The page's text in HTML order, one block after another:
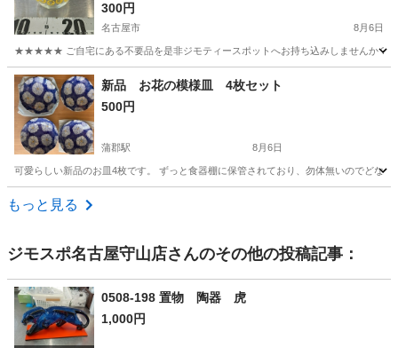
300円
名古屋市 8月6日
★★★★★ ご自宅にある不要品を是非ジモティースポットへお持ち込みしませんか？
愛知 名古屋市 食器 ガラス瓶
新品 お花の模様皿 4枚セット
500円
蒲郡駅 8月6日
可愛らしい新品のお皿4枚です。 ずっと食器棚に保管されており、勿体無いのでどなた
愛知 蒲郡市
もっと見る
ジモスポ名古屋守山店さんのその他の投稿記事：
0508-198 置物 陶器 虎
1,000円